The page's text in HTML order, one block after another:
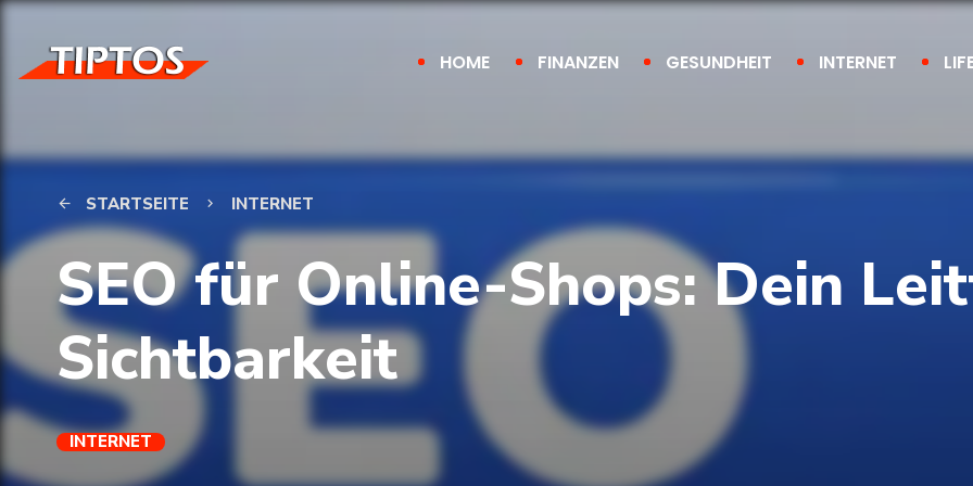
HOME FINANZEN GESUNDHEIT INTERNET
arrow_back STARTSEITE keyboard_arrow_right INTERNET
SEO für Online-Shops: Dein
Sichtbarkeit
INTERNET